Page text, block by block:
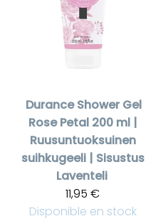
Durance Shower Gel
Rose Petal 200 ml |
Ruusuntuoksuinen
suihkugeeli | Sisustus
Laventeli
11,95 €
Disponible en stock